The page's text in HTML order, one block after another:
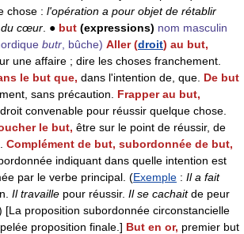
chose : l'opération a pour objet de rétablir
du cœur . ● but (expressions) nom masculin
butr , bûche) Aller (droit) au but,
une affaire ; dire les choses franchement.
le but que, dans l'intention de, que. De but
sans précaution. Frapper au but,
convenable pour réussir quelque chose.
le but, être sur le point de réussir, de
Complément de but, subordonnée de but,
indiquant dans quelle intention est
par le verbe principal. (Exemple : Il a fait
Il travaille pour réussir. Il se cachaitde peur
[La proposition subordonnée circonstancielle
proposition finale.] But en or, premier but